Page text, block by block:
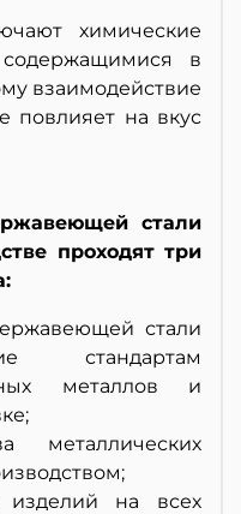
химические
в
взаимодействие
повлияет на вкус
стали
проходят три
стали
стандартам
металлов и
металлических
изделий на всех